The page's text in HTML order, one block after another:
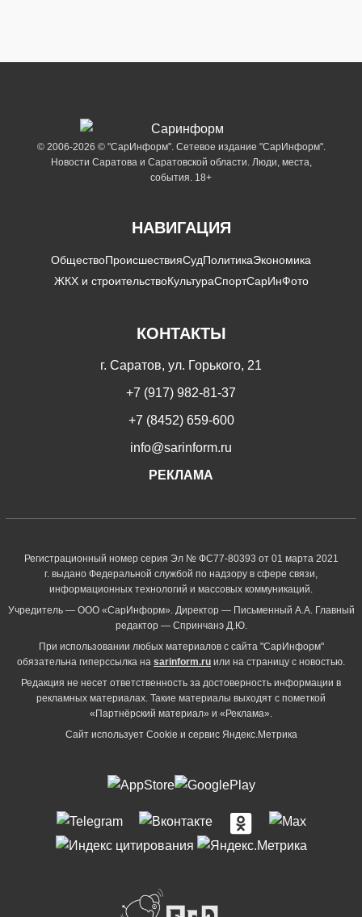
© 2006-2026 © "СарИнформ". Сетевое издание "СарИнформ".
Новости Саратова и Саратовской области. Люди, места,
события. 18+
НАВИГАЦИЯ
ОбществоПроисшествияСудПолитикаЭкономика
ЖКХ и строительствоКультураСпортСарИнФото
КОНТАКТЫ
г. Саратов, ул. Горького, 21
+7 (917) 982-81-37
+7 (8452) 659-600
info@sarinform.ru
РЕКЛАМА
Регистрационный номер серия Эл № ФС77-80393 от 01 марта 2021
г. выдано Федеральной службой по надзору в сфере связи,
информационных технологий и массовых коммуникаций.
Учредитель — ООО «СарИнформ». Директор — Письменный А.А. Главный
редактор — Спринчанэ Д.Ю.
При использовании любых материалов с сайта "СарИнформ"
обязательна гиперссылка на sarinform.ru или на страницу с новостью.
Редакция не несет ответственность за достоверность информации в
рекламных материалах. Такие материалы выходят с пометкой
«Партнёрский материал» и «Реклама».
Сайт использует Cookie и сервиc Яндекс.Метрика